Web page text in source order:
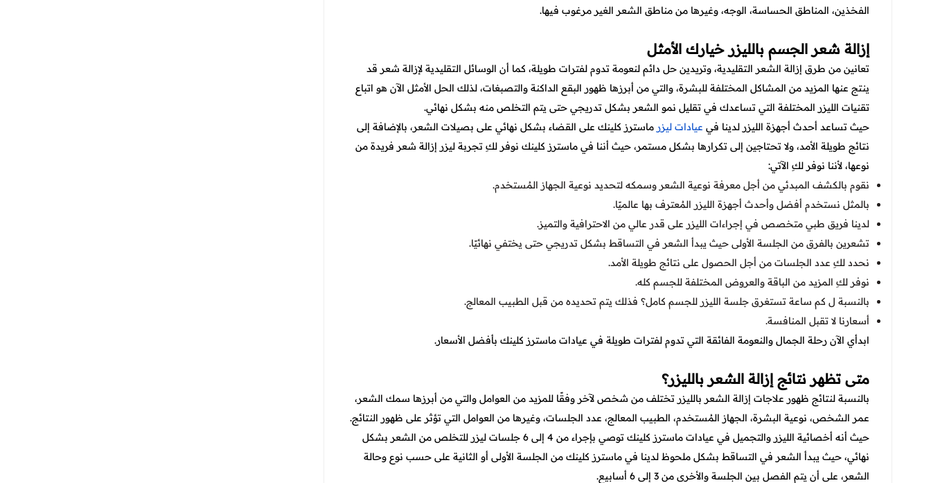
الفخذين، المناطق الحساسة، الوجه، وغيرها من مناطق الشعر الغير مرغوب فيها.
إزالة شعر الجسم بالليزر خيارك الأمثل
تعانين من طرق إزالة الشعر التقليدية، وتريدين حل دائم لنعومة تدوم لفترات طويلة، كما أن الوسائل التقليدية لإزالة شعر قد
ينتج عنها المزيد من المشاكل المختلفة للبشرة، والتي من أبرزها ظهور البقع الداكنة والتصبغات، لذلك الحل الأمثل الآن هو اتباع
تقنيات الليزر المختلفة التي تساعدك في تقليل نمو الشعر بشكل تدريجي حتى يتم التخلص منه بشكل نهائي.
حيث تساعد أحدث أجهزة الليزر لدينا في عيادات ليزر ماسترز كلينك على القضاء بشكل نهائي على بصيلات الشعر، بالإضافة إلى
نتائج طويلة الأمد، ولا تحتاجين إلى تكرارها بشكل مستمر، حيث أننا في ماسترز كلينك نوفر لكِ تجربة ليزر إزالة شعر فريدة من
نوعها، لأننا نوفر لكِ الآتي:
نقوم بالكشف المبدئي من أجل معرفة نوعية الشعر وسمكه لتحديد نوعية الجهاز المُستخدم.
بالمثل نستخدم أفضل وأحدث أجهزة الليزر المُعترف بها عالميًا.
لدينا فريق طبي متخصص في إجراءات الليزر على قدر عالي من الاحترافية والتميز.
تشعرين بالفرق من الجلسة الأولى حيث يبدأ الشعر في التساقط بشكل تدريجي حتى يختفي نهائيًا.
نحدد لكِ عدد الجلسات من أجل الحصول على نتائج طويلة الأمد.
نوفر لكِ المزيد من الباقة والعروض المختلفة للجسم كله.
بالنسبة ل كم ساعة تستغرق جلسة الليزر للجسم كامل؟ فذلك يتم تحديده من قبل الطبيب المعالج.
أسعارنا لا تقبل المنافسة.
ابدأي الآن رحلة الجمال والنعومة الفائقة التي تدوم لفترات طويلة في عيادات ماسترز كلينك بأفضل الأسعار.
متى تظهر نتائج إزالة الشعر بالليزر؟
بالنسبة لنتائج ظهور علاجات إزالة الشعر بالليزر تختلف من شخص لآخر وفقًا للمزيد من العوامل والتي من أبرزها سمك الشعر،
عمر الشخص، نوعية البشرة، الجهاز المُستخدم، الطبيب المعالج، عدد الجلسات، وغيرها من العوامل التي تؤثر على ظهور النتائج.
حيث أنه أخصائية الليزر والتجميل في عيادات ماسترز كلينك توصي بإجراء من 4 إلى 6 جلسات ليزر للتخلص من الشعر بشكل
نهائي، حيث يبدأ الشعر في التساقط بشكل ملحوظ لدينا في ماسترز كلينك من الجلسة الأولى أو الثانية على حسب نوع وحالة
الشعر، على أن يتم الفصل بين الجلسة والأخرى من 3 إلى 6 أسابيع.